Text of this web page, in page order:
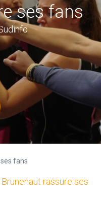
ses fans
ses fans
rassure ses
nos